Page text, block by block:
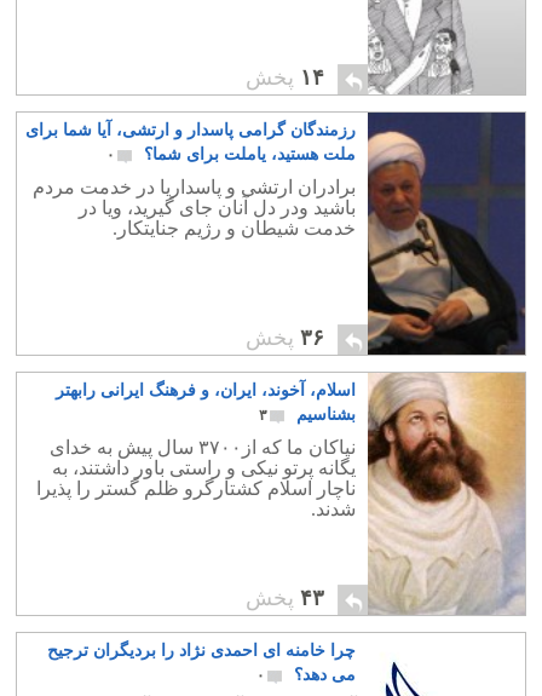
۱۴ پخش
رزمندگان گرامی پاسدار و ارتشی، آیا شما برای
ملت هستید، یاملت برای شما؟
۰
برادران ارتشی و پاسداریا در خدمت مردم
باشید ودر دل آنان جای گیرید، ویا در
خدمت شیطان و رژیم جنایتکار.
۳۶ پخش
اسلام، آخوند، ایران، و فرهنگ ایرانی رابهتر
بشناسیم
۳
نیاکان ما که از۳۷۰۰ سال پیش به خدای
یگانه پرتو نیکی و راستی باور داشتند، به
ناچار اسلام کشتارگرو ظلم گستر را پذیرا
شدند.
۴۳ پخش
چرا خامنه ای احمدی نژاد را بردیگران ترجیح
می دهد؟
۰